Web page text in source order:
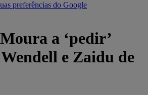
preferências do Google
a ‘pedir’
Wendell e Zaidu de